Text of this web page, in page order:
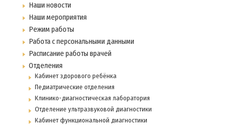
Наши новости
Наши мероприятия
Режим работы
Работа с персональными данными
Расписание работы врачей
Отделения
Кабинет здорового ребёнка
Педиатрические отделения
Клинико-диагностическая лаборатория
Отделение ультразвуковой диагностики
Кабинет функциональной диагностики